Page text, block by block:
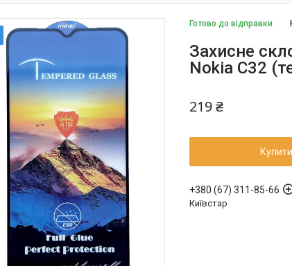
Готово до відправки
Захисне
Nokia C32
219 ₴
Купити
+380 (67) 311-85-66
Київстар